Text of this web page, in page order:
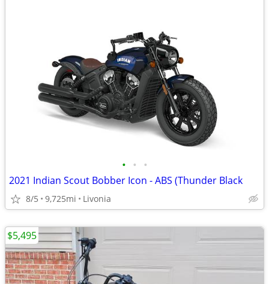
• • •
2021 Indian Scout Bobber Icon - ABS (Thunder Black
8/5 9,725mi Livonia
$5,495